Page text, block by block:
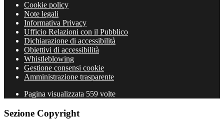
Cookie policy
Note legali
Informativa Privacy
Ufficio Relazioni con il Pubblico
Dichiarazione di accessibilità
Obiettivi di accessibilità
Whistleblowing
Gestione consensi cookie
Amministrazione trasparente
Pagina visualizzata 559 volte
Sezione Copyright